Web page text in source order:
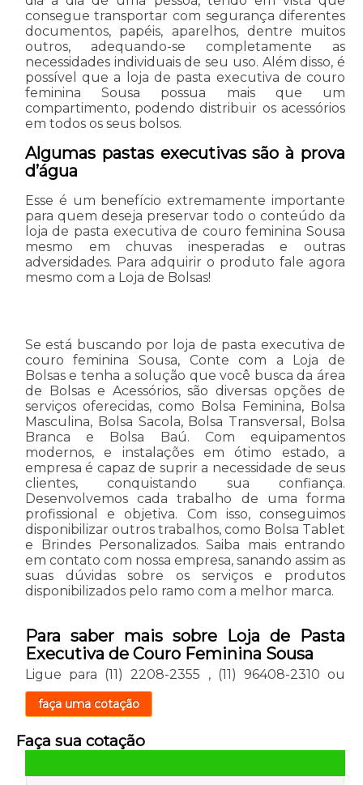
consegue transportar com segurança diferentes
documentos, papéis, aparelhos, dentre muitos
outros, adequando-se completamente as
necessidades individuais de seu uso. Além disso, é
possível que a loja de pasta executiva de couro
feminina Sousa possua mais que um
compartimento, podendo distribuir os acessórios
em todos os seus bolsos.
Algumas pastas executivas são à prova
d’água
Esse é um benefício extremamente importante
para quem deseja preservar todo o conteúdo da
loja de pasta executiva de couro feminina Sousa
mesmo em chuvas inesperadas e outras
adversidades. Para adquirir o produto fale agora
mesmo com a Loja de Bolsas!
Se está buscando por loja de pasta executiva de
couro feminina Sousa, Conte com a Loja de
Bolsas e tenha a solução que você busca da área
de Bolsas e Acessórios, são diversas opções de
serviços oferecidas, como Bolsa Feminina, Bolsa
Masculina, Bolsa Sacola, Bolsa Transversal, Bolsa
Branca e Bolsa Baú. Com equipamentos
modernos, e instalações em ótimo estado, a
empresa é capaz de suprir a necessidade de seus
clientes, conquistando sua confiança.
Desenvolvemos cada trabalho de uma forma
profissional e objetiva. Com isso, conseguimos
disponibilizar outros trabalhos, como Bolsa Tablet
e Brindes Personalizados. Saiba mais entrando
em contato com nossa empresa, sanando assim as
suas dúvidas sobre os serviços e produtos
disponibilizados pelo ramo com a melhor marca.
Para saber mais sobre Loja de Pasta
Executiva de Couro Feminina Sousa
Ligue para (11) 2208-2355 , (11) 96408-2310 ou
faça uma cotação
Faça sua cotação